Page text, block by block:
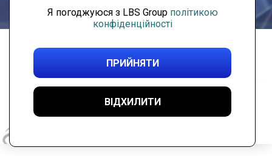
НАШІ КЛІЄНТИ
Я погоджуюся з LBS Group політикою
конфіденційності
ПРИЙНЯТИ
ВІДХИЛИТИ